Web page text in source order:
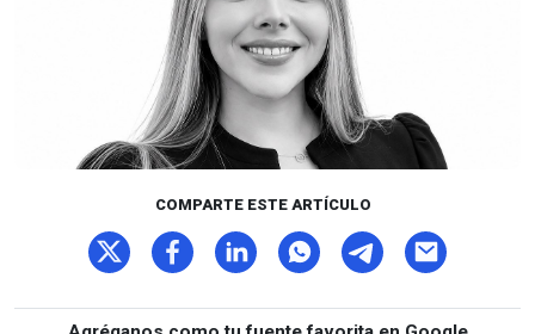
COMPARTE ESTE ARTÍCULO